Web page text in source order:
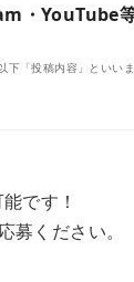
・YouTube
下「投稿内容」といい
です！
ください。